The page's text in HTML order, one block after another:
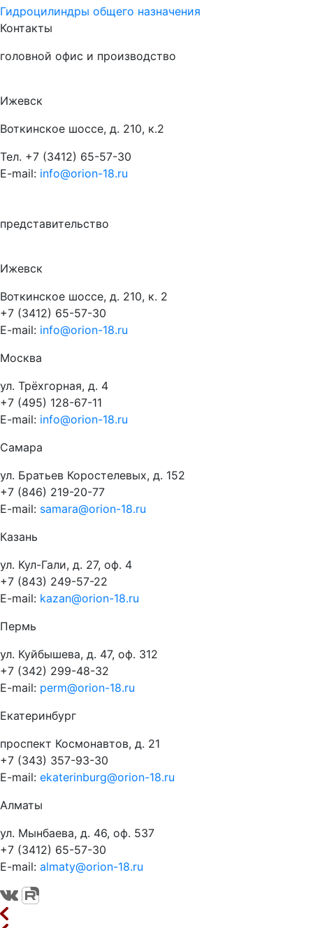
Гидроцилиндры общего назначения
Контакты
головной офис и производство
Ижевск
Воткинское шоссе, д. 210, к.2
Тел. +7 (3412) 65-57-30
E-mail: info@orion-18.ru
представительство
Ижевск
Воткинское шоссе, д. 210, к. 2
+7 (3412) 65-57-30
E-mail: info@orion-18.ru
Москва
ул. Трёхгорная, д. 4
+7 (495) 128-67-11
E-mail: info@orion-18.ru
Самара
ул. Братьев Коростелевых, д. 152
+7 (846) 219-20-77
E-mail: samara@orion-18.ru
Казань
ул. Кул-Гали, д. 27, оф. 4
+7 (843) 249-57-22
E-mail: kazan@orion-18.ru
Пермь
ул. Куйбышева, д. 47, оф. 312
+7 (342) 299-48-32
E-mail: perm@orion-18.ru
Екатеринбург
проспект Космонавтов, д. 21
+7 (343) 357-93-30
E-mail: ekaterinburg@orion-18.ru
Алматы
ул. Мынбаева, д. 46, оф. 537
+7 (3412) 65-57-30
E-mail: almaty@orion-18.ru